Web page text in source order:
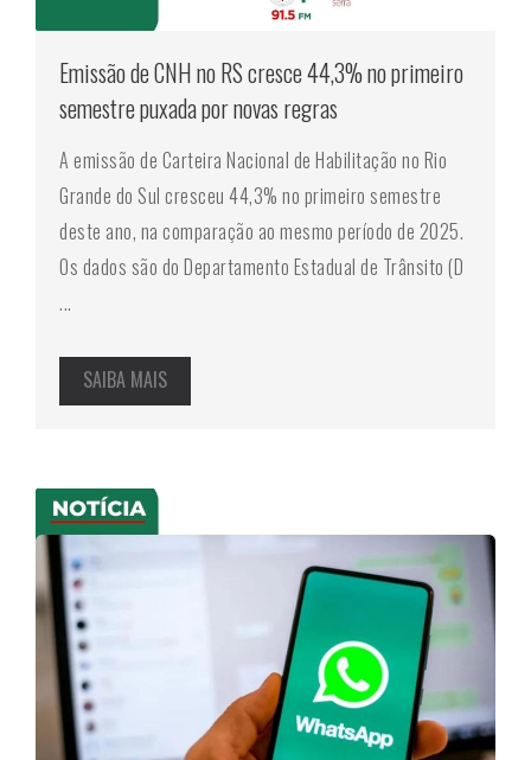
Emissão de CNH no RS cresce 44,3% no primeiro
semestre puxada por novas regras
A emissão de Carteira Nacional de Habilitação no Rio
Grande do Sul cresceu 44,3% no primeiro semestre
deste ano, na comparação ao mesmo período de 2025.
Os dados são do Departamento Estadual de Trânsito (D
...
SAIBA MAIS